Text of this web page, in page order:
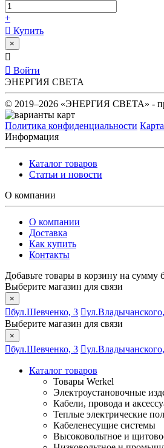
+
Купить
×
Войти
ЭНЕРГИЯ СВЕТА
© 2019–2026 «ЭНЕРГИЯ СВЕТА» -
Политика конфиденциальности
Информация
Каталог товаров
Статьи и новости
О компании
О компании
Доставка
Как купить
Контакты
Добавьте товары в корзину на сумму
Выберите магазин для связи
×
бул.Шевченко, 3
Выберите магазин для связи
×
бул.Шевченко, 3
Каталог товаров
Товары Werkel
Электроустановочные
Кабели, провода и
Теплые электрические
Кабеленесущие системы
Высоковольтное и